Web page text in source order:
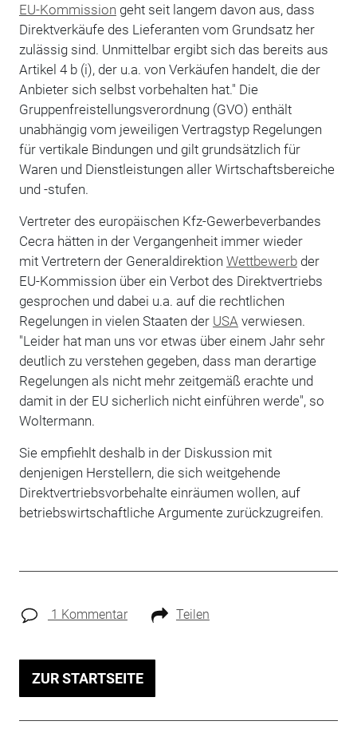
EU-Kommission geht seit langem davon aus, dass
Direktverkäufe des Lieferanten vom Grundsatz her
zulässig sind. Unmittelbar ergibt sich das bereits aus
Artikel 4 b (i), der u.a. von Verkäufen handelt, die der
Anbieter sich selbst vorbehalten hat." Die
Gruppenfreistellungsverordnung (GVO) enthält
unabhängig vom jeweiligen Vertragstyp Regelungen
für vertikale Bindungen und gilt grundsätzlich für
Waren und Dienstleistungen aller Wirtschaftsbereiche
und -stufen.
Vertreter des europäischen Kfz-Gewerbeverbandes
Cecra hätten in der Vergangenheit immer wieder
mit Vertretern der Generaldirektion Wettbewerbder
EU-Kommission über ein Verbot des Direktvertriebs
gesprochen und dabei u.a. auf die rechtlichen
Regelungen in vielen Staaten der USA verwiesen.
"Leider hat man uns vor etwas über einem Jahr sehr
deutlich zu verstehen gegeben, dass man derartige
Regelungen als nicht mehr zeitgemäß erachte und
damit in der EU sicherlich nicht einführen werde", so
Woltermann.
Sie empfiehlt deshalb in der Diskussion mit
denjenigen Herstellern, die sich weitgehende
Direktvertriebsvorbehalte einräumen wollen, auf
betriebswirtschaftliche Argumente zurückzugreifen.
1 Kommentar Teilen
ZUR STARTSEITE